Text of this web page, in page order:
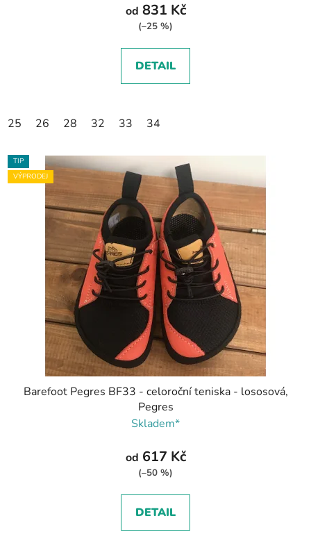
od 831 Kč
(–25 %)
DETAIL
25 26 28 32 33 34
TIP
VÝPRODEJ
Barefoot Pegres BF33 - celoroční teniska - lososová,
Pegres
Skladem*
od 617 Kč
(–50 %)
DETAIL